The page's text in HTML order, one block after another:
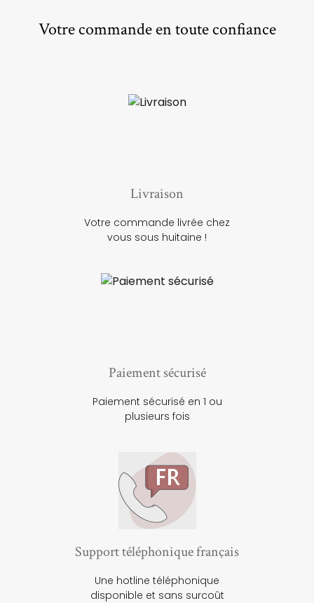
Votre commande en toute confiance
Livraison
Votre commande livrée chez
vous sous huitaine !
Paiement sécurisé
Paiement sécurisé en 1 ou
plusieurs fois
Support téléphonique français
Une hotline téléphonique
disponible et sans surcoût